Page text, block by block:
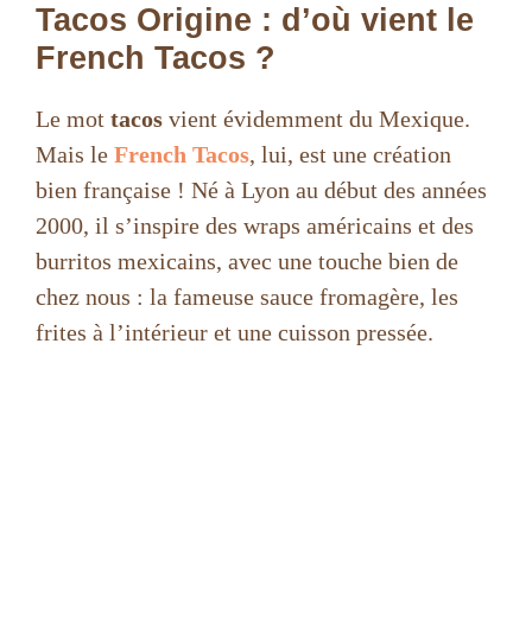
Tacos Origine : d’où vient le
French Tacos ?
Le mot tacos vient évidemment du Mexique.
Mais le French Tacos, lui, est une création
bien française ! Né à Lyon au début des années
2000, il s’inspire des wraps américains et des
burritos mexicains, avec une touche bien de
chez nous : la fameuse sauce fromagère, les
frites à l’intérieur et une cuisson pressée.